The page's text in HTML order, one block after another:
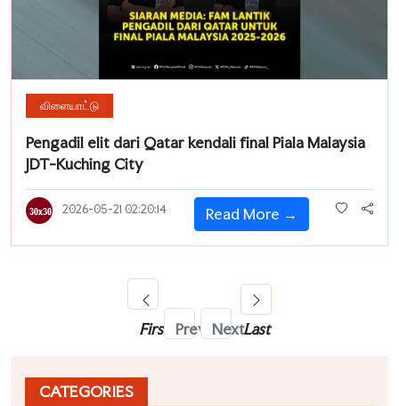
விளையாட்டு
Pengadil elit dari Qatar kendali final Piala Malaysia
JDT-Kuching City
2026-05-21 02:20:14 Read More →
First Prev NextLast
CATEGORIES